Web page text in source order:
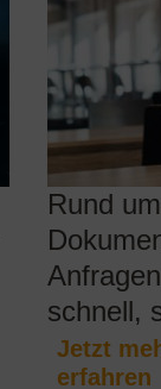
Rund
schnell,